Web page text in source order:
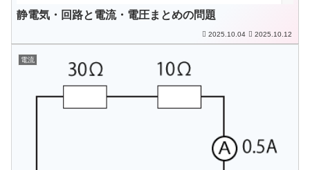
静電気・回路と電流・電圧まとめの問題
2025.10.04 2025.10.12
電流